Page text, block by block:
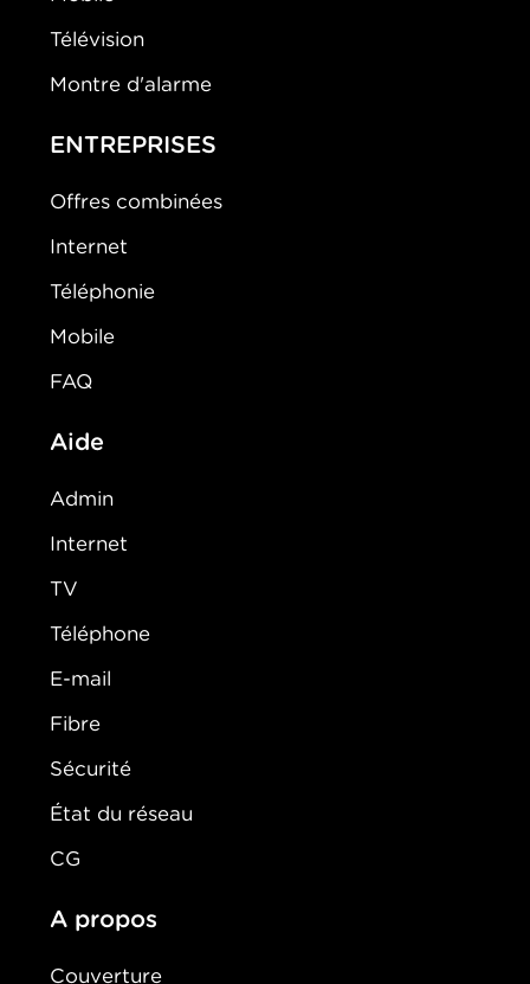
Télévision
Montre d'alarme
ENTREPRISES
Offres combinées
Internet
Téléphonie
Mobile
FAQ
Aide
Admin
Internet
TV
Téléphone
E-mail
Fibre
Sécurité
État du réseau
CG
A propos
Couverture